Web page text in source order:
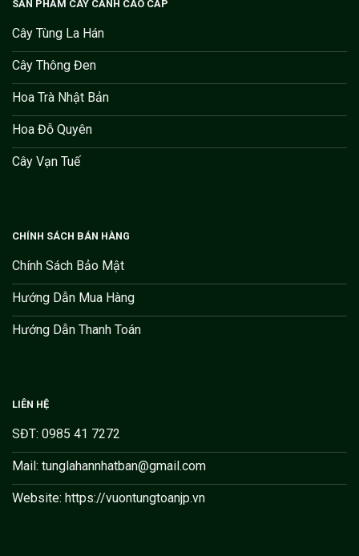
SẢN PHẨM CÂY CẢNH CAO CẤP
Cây Tùng La Hán
Cây Thông Đen
Hoa Trà Nhật Bản
Hoa Đỗ Quyên
Cây Vạn Tuế
CHÍNH SÁCH BÁN HÀNG
Chính Sách Bảo Mật
Hướng Dẫn Mua Hàng
Hướng Dẫn Thanh Toán
LIÊN HỆ
SĐT: 0985 41 7272
Mail: tunglahannhatban@gmail.com
Website: https://vuontungtoanjp.vn